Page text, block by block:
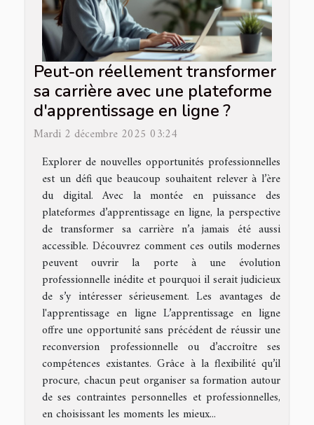
Peut-on réellement transformer
sa carrière avec une plateforme
d'apprentissage en ligne ?
Mardi 2 décembre 2025 03:24
Explorer de nouvelles opportunités professionnelles
est un défi que beaucoup souhaitent relever à l’ère
du digital. Avec la montée en puissance des
plateformes d’apprentissage en ligne, la perspective
de transformer sa carrière n’a jamais été aussi
accessible. Découvrez comment ces outils modernes
peuvent ouvrir la porte à une évolution
professionnelle inédite et pourquoi il serait judicieux
de s’y intéresser sérieusement. Les avantages de
l'apprentissage en ligne L’apprentissage en ligne
offre une opportunité sans précédent de réussir une
reconversion professionnelle ou d’accroître ses
compétences existantes. Grâce à la flexibilité qu’il
procure, chacun peut organiser sa formation autour
de ses contraintes personnelles et professionnelles,
en choisissant les moments les mieux...